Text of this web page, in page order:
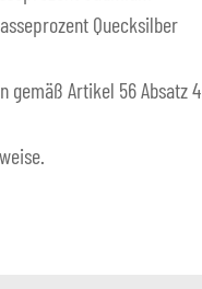
Quecksilber
gemäß Artikel 56